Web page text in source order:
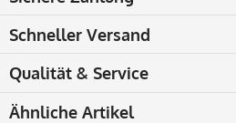
Schneller Versand
Qualität & Service
Ähnliche Artikel